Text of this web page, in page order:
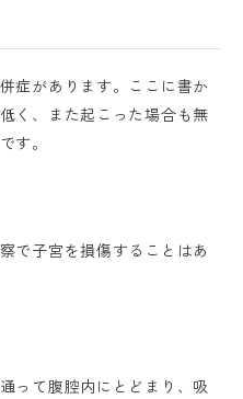
症があります。ここに書か
く、また起こった場合も無
す。
で子宮を損傷することはあ
って腹腔内にとどまり、吸